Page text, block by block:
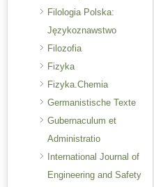
Filologia Polska:
Językoznawstwo
Filozofia
Fizyka
Fizyka.Chemia
Germanistische Texte
Gubernaculum et
Administratio
International Journal of
Engineering and Safety